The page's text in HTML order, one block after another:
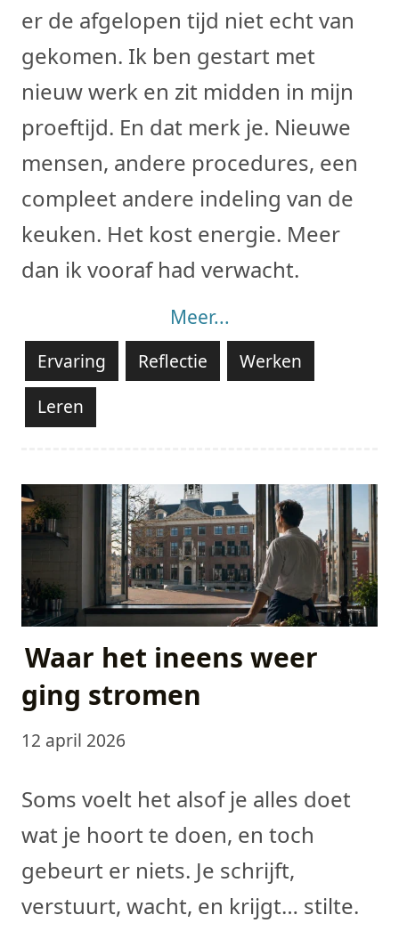
er de afgelopen tijd niet echt van
gekomen. Ik ben gestart met
nieuw werk en zit midden in mijn
proeftijd. En dat merk je. Nieuwe
mensen, andere procedures, een
compleet andere indeling van de
keuken. Het kost energie. Meer
dan ik vooraf had verwacht.
Meer...
Ervaring Reflectie
Werken
Leren
Waar het ineens weer
ging stromen
12 april 2026
Soms voelt het alsof je alles doet
wat je hoort te doen, en toch
gebeurt er niets. Je schrijft,
verstuurt, wacht, en krijgt… stilte.